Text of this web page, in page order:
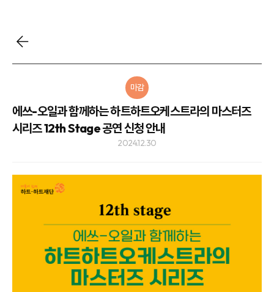
마감
에쓰-오일과 함께하는 하트하트오케스트라의 마스터즈
시리즈 12th Stage 공연 신청 안내
2024.12.30